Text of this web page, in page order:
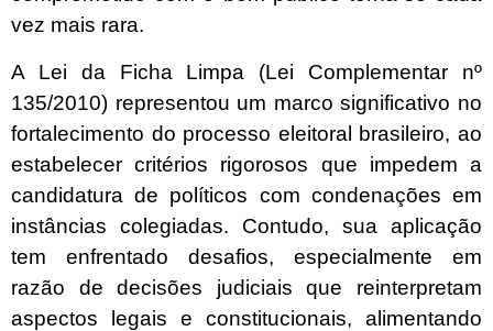
vez mais rara.
A Lei da Ficha Limpa (Lei Complementar nº
135/2010) representou um marco significativo no
fortalecimento do processo eleitoral brasileiro, ao
estabelecer critérios rigorosos que impedem a
candidatura de políticos com condenações em
instâncias colegiadas. Contudo, sua aplicação
tem enfrentado desafios, especialmente em
razão de decisões judiciais que reinterpretam
aspectos legais e constitucionais, alimentando